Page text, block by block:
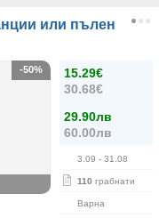
или пълен
15.29€
30.68€
29.90лв
60.00лв
3.09 - 31.08
110 грабнати
Варна
-50%